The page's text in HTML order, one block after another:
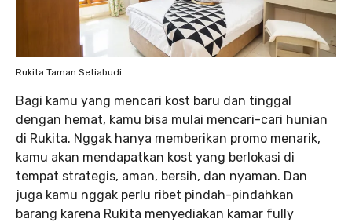
Rukita Taman Setiabudi
Bagi kamu yang mencari kost baru dan tinggal
dengan hemat, kamu bisa mulai mencari-cari hunian
di Rukita. Nggak hanya memberikan promo menarik,
kamu akan mendapatkan kost yang berlokasi di
tempat strategis, aman, bersih, dan nyaman. Dan
juga kamu nggak perlu ribet pindah-pindahkan
barang karena Rukita menyediakan kamar fully